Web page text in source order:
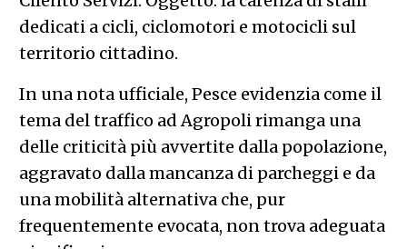
dedicati a cicli, ciclomotori e motocicli sul
territorio cittadino.
In una nota ufficiale, Pesce evidenzia come il
tema del traffico ad Agropoli rimanga una
delle criticità più avvertite dalla popolazione,
aggravato dalla mancanza di parcheggi e da
una mobilità alternativa che, pur
frequentemente evocata, non trova adeguata